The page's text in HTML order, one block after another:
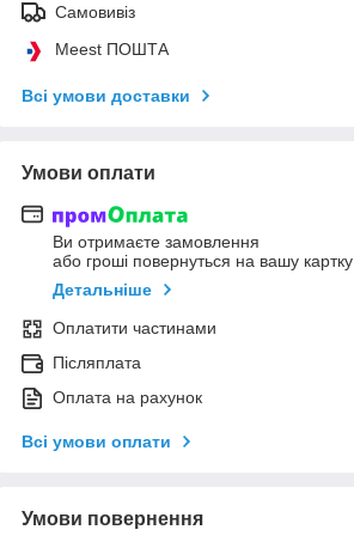
Самовивіз
Meest ПОШТА
Всі умови доставки
Умови оплати
Ви отримаєте замовлення
або гроші повернуться на вашу картку
Детальніше
Оплатити частинами
Післяплата
Оплата на рахунок
Всі умови оплати
Умови повернення